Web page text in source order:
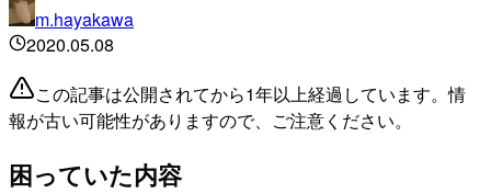
m.hayakawa
2020.05.08
この記事は公開されてから1年以上経過しています。情
報が古い可能性がありますので、ご注意ください。
困っていた内容